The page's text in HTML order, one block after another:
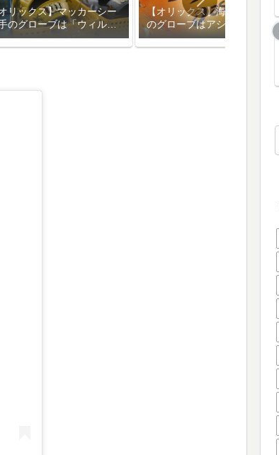
リックス】マッカーシー
のグローブは「ウィルソ
【オリックス】海田智行選手
のグローブはアシックス「ゴ
ールドステージ」